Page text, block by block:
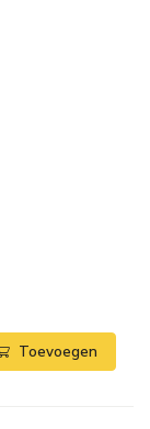
Toevoegen